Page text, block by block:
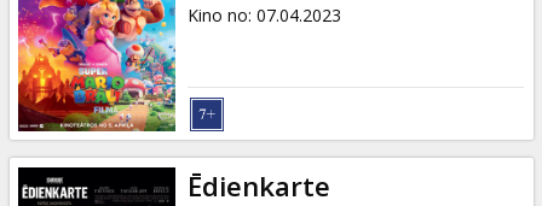
Kino no: 07.04.2023
Ēdienkarte